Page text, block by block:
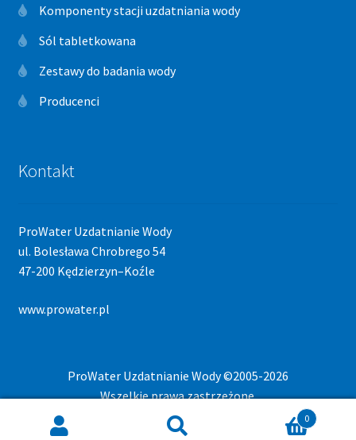
Komponenty stacji uzdatniania wody
Sól tabletkowana
Zestawy do badania wody
Producenci
Kontakt
ProWater Uzdatnianie Wody
ul. Bolesława Chrobrego 54
47-200 Kędzierzyn–Koźle
www.prowater.pl
ProWater Uzdatnianie Wody ©2005-2026
Wszelkie prawa zastrzeżone.
0